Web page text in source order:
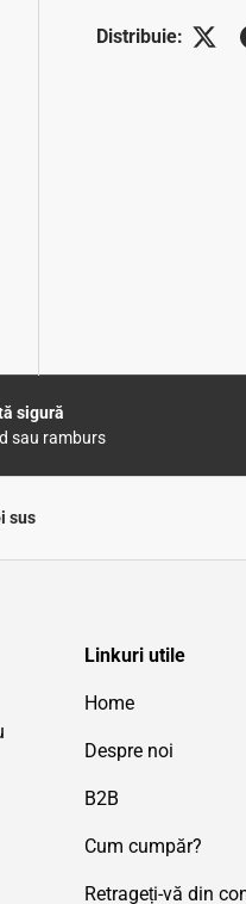
Distribuie:
sigură
sau ramburs
sus
Linkuri utile
Home
Despre noi
B2B
Cum cumpăr?
Retrageți-vă din